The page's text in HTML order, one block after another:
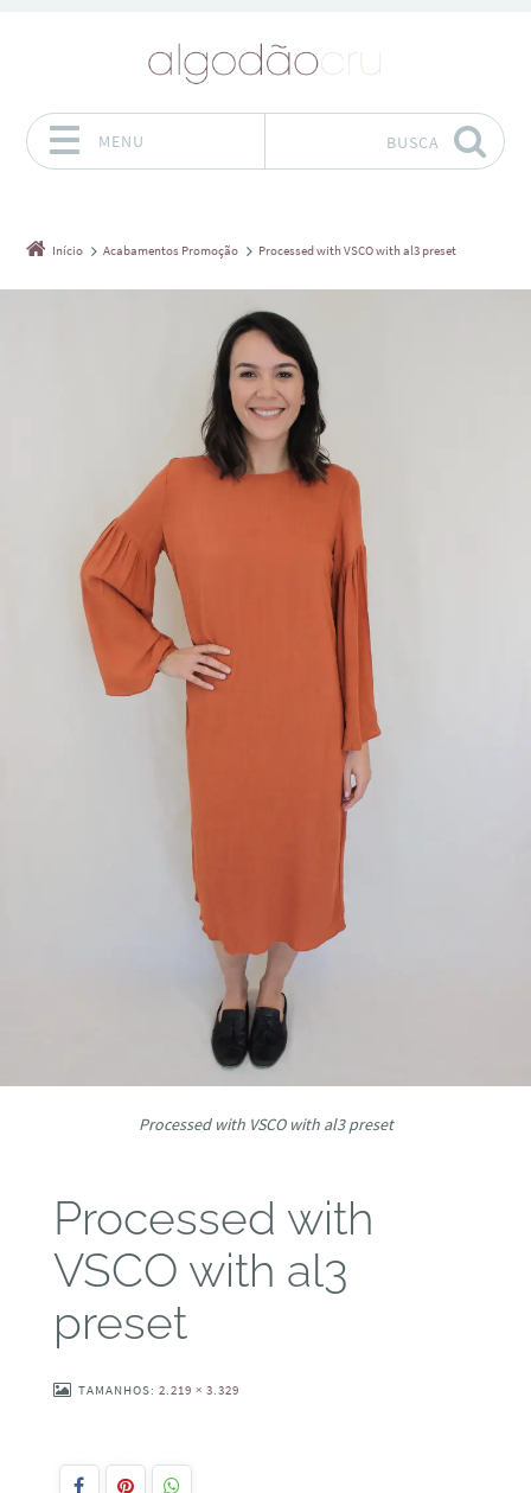
MENU BUSCA
Início Acabamentos Promoção Processed with VSCO with al3 preset
Processed with VSCO with al3 preset
Processed with
VSCO with al3
preset
TAMANHOS: 2.219 × 3.329